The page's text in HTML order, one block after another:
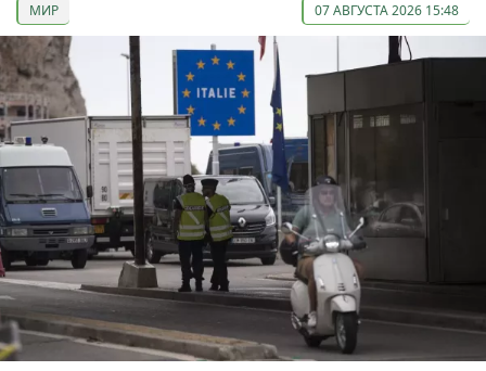
МИР 07 АВГУСТА 2026 15:48